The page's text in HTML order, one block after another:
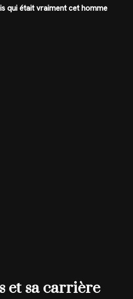
qui était vraiment cet homme
et sa carrière